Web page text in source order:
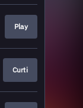
Play
Curti